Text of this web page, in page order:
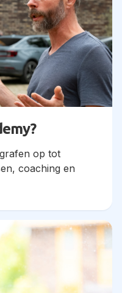
op tot
coaching en
en meld je aan.